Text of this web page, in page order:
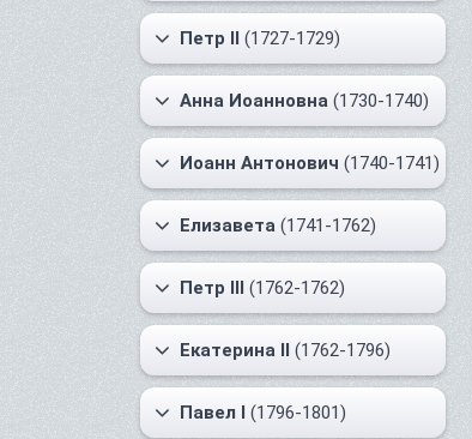
Петр II (1727-1729)
Анна Иоанновна (1730-1740)
Иоанн Антонович (1740-1741)
Елизавета (1741-1762)
Петр III (1762-1762)
Екатерина II (1762-1796)
Павел I (1796-1801)